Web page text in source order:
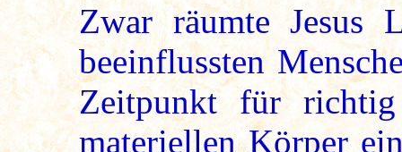
Zwar räumte Jesus
beeinflussten
Zeitpunkt für
materiellen Körper